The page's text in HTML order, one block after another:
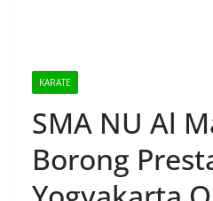
KARATE
SMA NU Al
Borong